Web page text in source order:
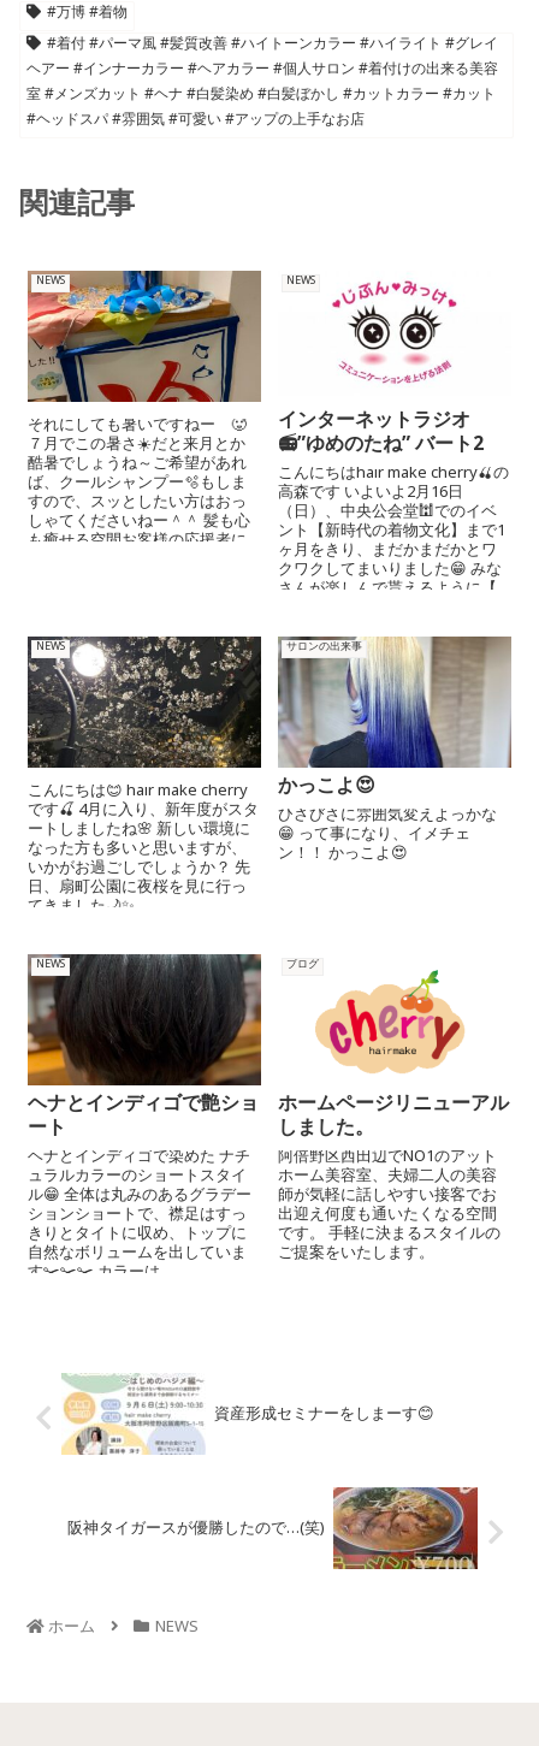
#万博 #着物
#着付 #パーマ風 #髪質改善 #ハイトーンカラー #ハイライト #グレイ
ヘアー #インナーカラー #ヘアカラー #個人サロン #着付けの出来る美容
室 #メンズカット #ヘナ #白髪染め #白髪ぼかし #カットカラー #カット
#ヘッドスパ #雰囲気 #可愛い #アップの上手なお店
関連記事
NEWS
それにしても暑いですねー 🥵
７月でこの暑さ☀️だと来月とか
酷暑でしょうね～ご希望があれ
ば、クールシャンプー🫧もしま
すので、スッとしたい方はおっ
しゃてくださいねー＾＾ 髪も心
も癒せる空間お客様の応援者に...
NEWS
インターネットラジオ
📻”ゆめのたね” バート2
こんにちはhair make cherry🍒の
高森です いよいよ2月16日
（日）、中央公会堂🕍でのイベ
ント【新時代の着物文化】まで1
ヶ月をきり、まだかまだかとワ
クワクしてまいりました😁 みな
さんが楽しんで貰えるように【...
NEWS
こんにちは😊 hair make cherry
です🍒 4月に入り、新年度がスタ
ートしましたね🌸 新しい環境に
なった方も多いと思いますが、
いかがお過ごしでしょうか？ 先
日、扇町公園に夜桜を見に行っ
てきました🌙✨ ...
サロンの出来事
かっこよ😍
ひさびさに雰囲気変えよっかな
😁 って事になり、イメチェ
ン！！ かっこよ😍
NEWS
ヘナとインディゴで艶ショ
ート
ヘナとインディゴで染めた ナチ
ュラルカラーのショートスタイ
ル😁 全体は丸みのあるグラデー
ションショートで、襟足はすっ
きりとタイトに収め、トップに
自然なボリュームを出していま
す✂️✂️✂️ カラーは...
ブログ
ホームページリニューアル
しました。
阿倍野区西田辺でNO1のアット
ホーム美容室、夫婦二人の美容
師が気軽に話しやすい接客でお
出迎え何度も通いたくなる空間
です。 手軽に決まるスタイルの
ご提案をいたします。
資産形成セミナーをしまーす😊
阪神タイガースが優勝したので…(笑)
ホーム NEWS